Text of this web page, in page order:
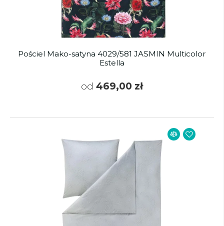
Pościel Mako-satyna 4029/581 JASMIN Multicolor
Estella
od 469,00 zł